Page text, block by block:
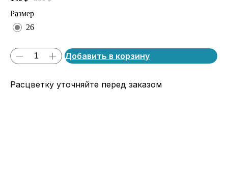
Размер
26
Добавить в корзину
Расцветку уточняйте перед заказом